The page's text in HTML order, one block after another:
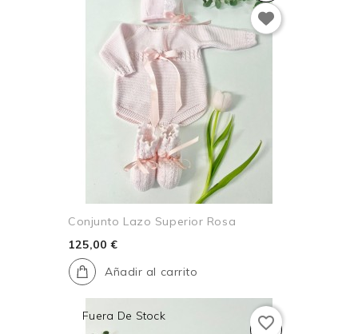
Conjunto Lazo Superior Rosa
125,00 €
Añadir al carrito
Fuera De Stock favorite_border